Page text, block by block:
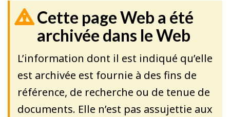
Cette page Web a été
archivée dans le Web
L’information dont il est indiqué qu’elle
est archivée est fournie à des fins de
référence, de recherche ou de tenue de
documents. Elle n’est pas assujettie aux